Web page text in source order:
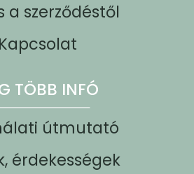
a szerződéstől
Kapcsolat
TÖBB INFÓ
útmutató
érdekességek